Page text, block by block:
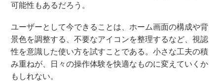
可能性もあるだろう。
ユーザーとして今できることは、ホーム画面の構成や背
景色を調整する、不要なアイコンを整理するなど、視認
性を意識した使い方を試すことである。小さな工夫の積
み重ねが、日々の操作体験を快適なものに変えていくか
もしれない。